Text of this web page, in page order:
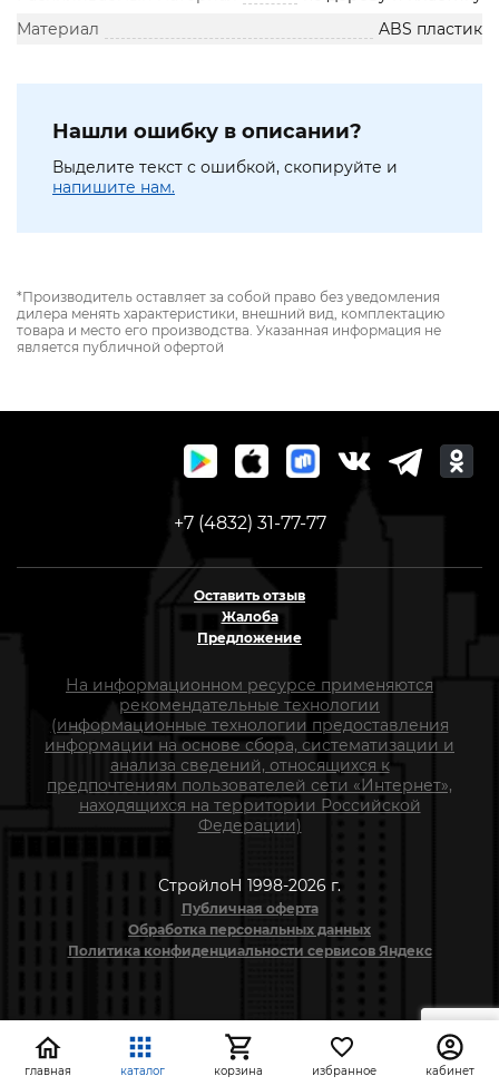
Материал
ABS пластик
Нашли ошибку в описании?
Выделите текст с ошибкой, скопируйте и
напишите нам.
*Производитель оставляет за собой право без уведомления
дилера менять характеристики, внешний вид, комплектацию
товара и место его производства. Указанная информация не
является публичной офертой
+7 (4832) 31-77-77
Оставить отзыв
Жалоба
Предложение
На информационном ресурсе применяются
рекомендательные технологии
(информационные технологии предоставления
информации на основе сбора, систематизации и
анализа сведений, относящихся к
предпочтениям пользователей сети «Интернет»,
находящихся на территории Российской
Федерации)
СтройлоН 1998-2026 г.
Публичная оферта
Обработка персональных данных
Политика конфиденциальности сервисов Яндекс
главная каталог корзина избранное кабинет